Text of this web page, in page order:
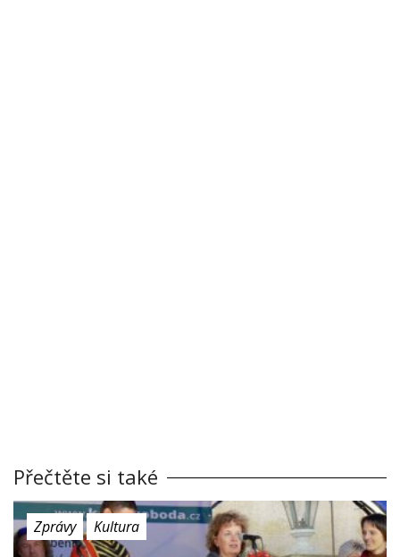
Přečtěte si také
Zprávy Kultura